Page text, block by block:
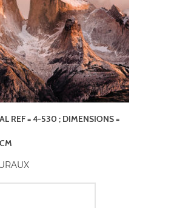
REF = 4-530 ; DIMENSIONS =